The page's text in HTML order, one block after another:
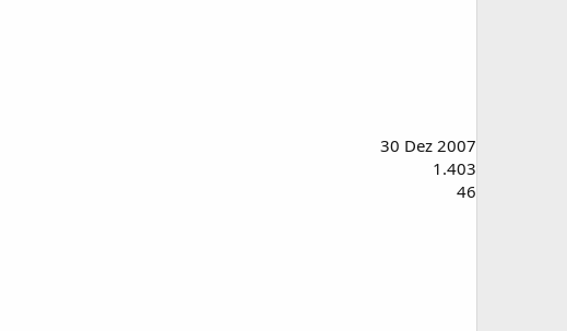
30 Dez 2007
1.403
46